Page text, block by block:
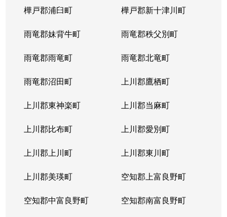
樺戸郡浦臼町 樺戸郡新十津川町
雨竜郡妹背牛町 雨竜郡秩父別町
雨竜郡雨竜町 雨竜郡北竜町
雨竜郡沼田町 上川郡鷹栖町
上川郡東神楽町 上川郡当麻町
上川郡比布町 上川郡愛別町
上川郡上川町 上川郡東川町
上川郡美瑛町 空知郡上富良野町
空知郡中富良野町 空知郡南富良野町